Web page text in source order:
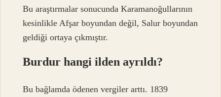
Bu araştırmalar sonucunda Karamanoğullarının
kesinlikle Afşar boyundan değil, Salur boyundan
geldiği ortaya çıkmıştır.
Burdur hangi ilden ayrıldı?
Bu bağlamda ödenen vergiler arttı. 1839